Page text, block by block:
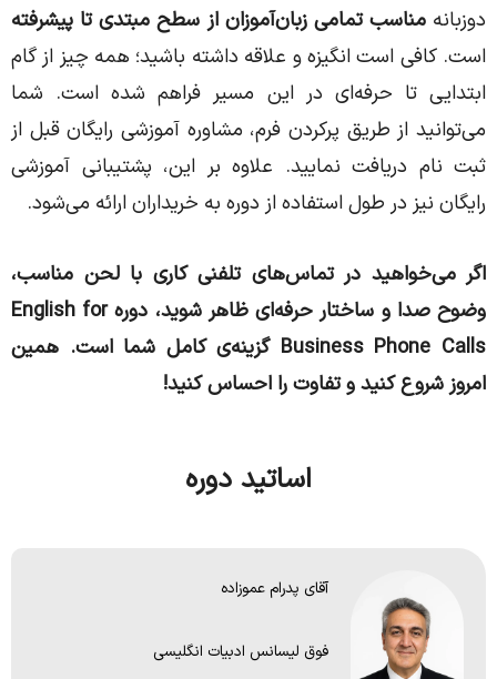
دو‌زبانهمناسب تمامی زبان‌آموزان از سطح مبتدی تا پیشرفته
است. کافی است انگیزه و علاقه داشته باشید؛ همه چیز از گام
ابتدایی تا حرفه‌ای در این مسیر فراهم شده است. شما
می‌توانید از طریق پرکردن فرم، مشاوره آموزشی رایگان قبل از
ثبت نام دریافت نمایید. علاوه بر این، پشتیبانی آموزشی
رایگان نیز در طول استفاده از دوره به خریداران ارائه می‌شود.
اگر می‌خواهید در تماس‌های تلفنی کاری با لحن مناسب،
وضوح صدا و ساختار حرفه‌ای ظاهر شوید، دوره English for
Business Phone Calls گزینه‌ی کامل شما است. همین
امروز شروع کنید و تفاوت را احساس کنید!
اساتید دوره
آقای پدرام عموزاده
فوق لیسانس ادبیات انگلیسی